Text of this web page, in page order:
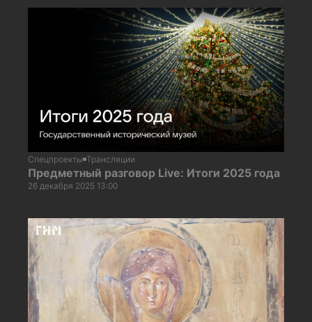
Спецпроекты Трансляции
Предметный разговор Live: Итоги 2025 года
26 декабря 2025 13:00